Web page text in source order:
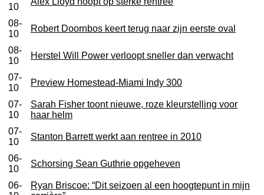
10
08-
10
Robert Doornbos keert terug naar zijn eerste oval
08-
10
Herstel Will Power verloopt sneller dan verwacht
07-
10
Preview Homestead-Miami Indy 300
07-
10
Sarah Fisher toont nieuwe, roze kleurstelling voor
haar helm
07-
10
Stanton Barrett werkt aan rentree in 2010
06-
10
Schorsing Sean Guthrie opgeheven
06-
Ryan Briscoe: “Dit seizoen al een hoogtepunt in mijn